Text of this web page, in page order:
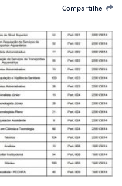
Compartilhe